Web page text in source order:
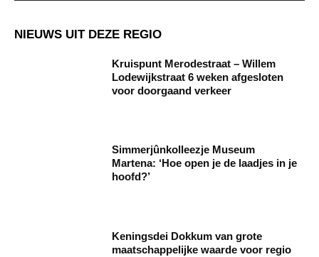
NIEUWS UIT DEZE REGIO
Kruispunt Merodestraat – Willem
Lodewijkstraat 6 weken afgesloten
voor doorgaand verkeer
Simmerjûnkolleezje Museum
Martena: ‘Hoe open je de laadjes in je
hoofd?’
Keningsdei Dokkum van grote
maatschappelijke waarde voor regio